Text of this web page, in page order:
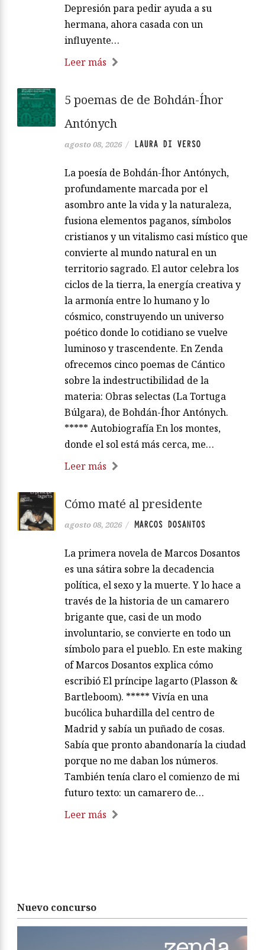
Depresión para pedir ayuda a su
hermana, ahora casada con un
influyente…
Leer más
5 poemas de de Bohdán-Íhor
Antónych
agosto 08, 2026 / LAURA DI VERSO
La poesía de Bohdán-Íhor Antónych,
profundamente marcada por el
asombro ante la vida y la naturaleza,
fusiona elementos paganos, símbolos
cristianos y un vitalismo casi místico que
convierte al mundo natural en un
territorio sagrado. El autor celebra los
ciclos de la tierra, la energía creativa y
la armonía entre lo humano y lo
cósmico, construyendo un universo
poético donde lo cotidiano se vuelve
luminoso y trascendente. En Zenda
ofrecemos cinco poemas de Cántico
sobre la indestructibilidad de la
materia: Obras selectas (La Tortuga
Búlgara), de Bohdán-Íhor Antónych.
***** Autobiografía En los montes,
donde el sol está más cerca, me…
Leer más
Cómo maté al presidente
agosto 08, 2026 / MARCOS DOSANTOS
La primera novela de Marcos Dosantos
es una sátira sobre la decadencia
política, el sexo y la muerte. Y lo hace a
través de la historia de un camarero
brigante que, casi de un modo
involuntario, se convierte en todo un
símbolo para el pueblo. En este making
of Marcos Dosantos explica cómo
escribió El príncipe lagarto (Plasson &
Bartleboom). ***** Vivía en una
bucólica buhardilla del centro de
Madrid y sabía un puñado de cosas.
Sabía que pronto abandonaría la ciudad
porque no me daban los números.
También tenía claro el comienzo de mi
futuro texto: un camarero de…
Leer más
Nuevo concurso